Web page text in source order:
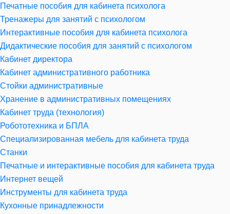
Печатные пособия для кабинета психолога
Тренажеры для занятий с психологом
Интерактивные пособия для кабинета психолога
Дидактические пособия для занятий с психологом
Кабинет директора
Кабинет административного работника
Стойки административные
Хранение в административных помещениях
Кабинет труда (технология)
Робототехника и БПЛА
Специализированная мебель для кабинета труда
Станки
Печатные и интерактивные пособия для кабинета труда
Интернет вещей
Инструменты для кабинета труда
Кухонные принадлежности